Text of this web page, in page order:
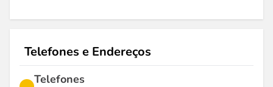
Telefones e Endereços
Telefones